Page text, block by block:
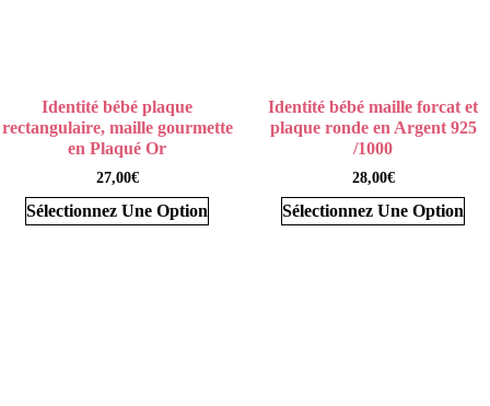
Identité bébé plaque
rectangulaire, maille gourmette
en Plaqué Or
27,00€
Sélectionnez Une Option
Identité bébé maille forcat et
plaque ronde en Argent 925
/1000
28,00€
Sélectionnez Une Option